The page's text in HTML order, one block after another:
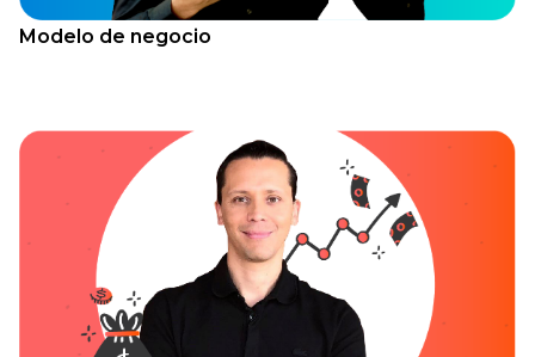
Modelo de negocio